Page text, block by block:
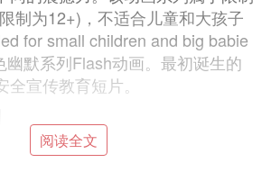
制为12+)，不适合儿童和大孩子
for small children and big babie
幽默系列Flash动画。最初诞生的
宣传教育短片。
名指挥家皮埃尔·莫安琦(重回法国
阅读全文